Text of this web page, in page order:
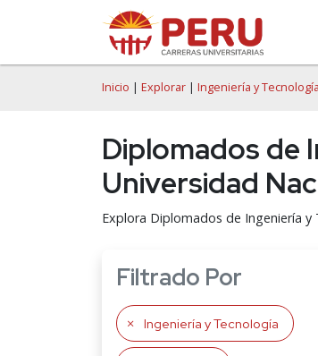
Inicio | Explorar | Ingeniería y Tecnología
Diplomados de
Universidad
Explora Diplomados de Ingeniería y
Filtrado Por
Ingeniería y Tecnología